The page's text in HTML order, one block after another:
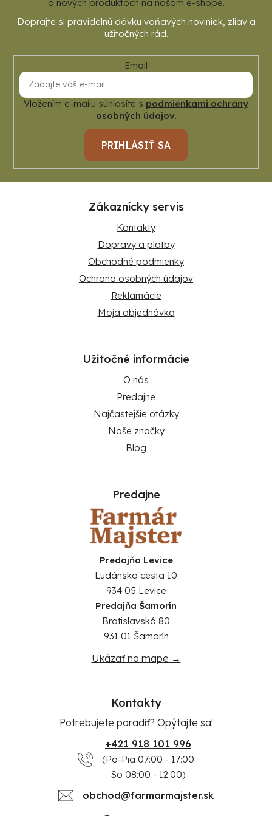
i
s
u
o nových produktoch na našom e-shope.
Email
Vložením e-mailu súhlasíte s podmienkami ochrany
osobných údajov.
PRIHLÁSIŤ SA
Zákaznícky servis
Kontakty
Dopravy a platby
Obchodné podmienky
Ochrana osobných údajov
Reklamácie
Moja objednávka
Užitočné informácie
O nás
Predajne
Najčastejšie otázky
Naše značky
Blog
Predajne
Predajňa Levice
Ludánska cesta 10
934 05 Levice
Predajňa Šamorín
Bratislavská 80
931 01 Šamorín
Ukázať na mape →
Kontakty
Potrebujete poradiť? Opýtajte sa!
+421 918 101 996
(Po-Pia 07:00 - 17:00
So 08:00 - 12:00)
obchod@farmarmajster.sk